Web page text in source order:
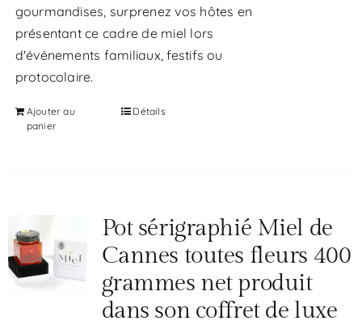
gourmandises, surprenez vos hôtes en
présentant ce cadre de miel lors
d'événements familiaux, festifs ou
protocolaire.
Ajouter au
panier
Détails
Pot sérigraphié Miel de
Cannes toutes fleurs 400
grammes net produit
dans son coffret de luxe